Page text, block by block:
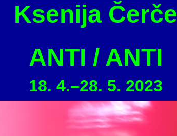
Ksenija Čerče
ANTI / ANTI
18. 4.–28. 5. 2023